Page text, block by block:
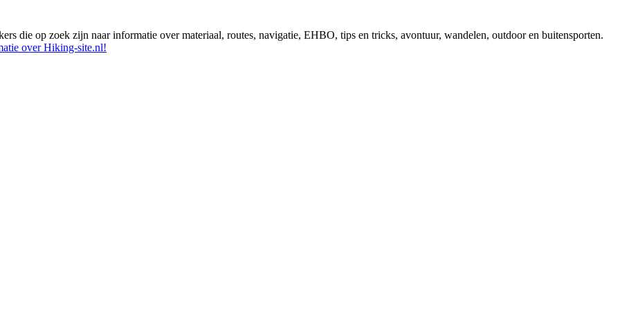
die op zoek zijn naar informatie over materiaal, routes, navigatie, EHBO, tips en tricks, avontuur, wandelen, outdoor en buitensporten.
over Hiking-site.nl!